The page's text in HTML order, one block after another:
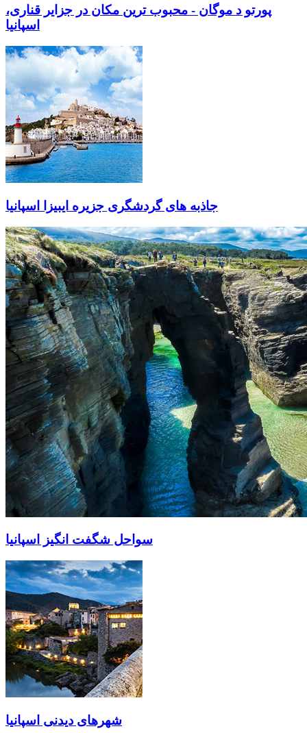
پورتو د موگان - محبوب ترین مکان در جزایر قناری،
اسپانیا
جاذبه های گردشگری جزیره ایبیزا اسپانیا
سواحل شگفت انگیز اسپانیا
شهرهای دیدنی اسپانیا